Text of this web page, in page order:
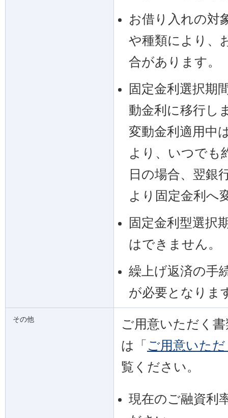
お借り入れの対
や種類により、
合があります。
固定金利選択期
動金利に移行し
変動金利適用中
より、いつでも
日の場合、翌銀
より固定金利へ
固定金利型選択
はできません。
繰上げ返済の手
が必要となりま
その他
ご用意いただく
は「 ご用意いた
覧ください。
現在のご融資利